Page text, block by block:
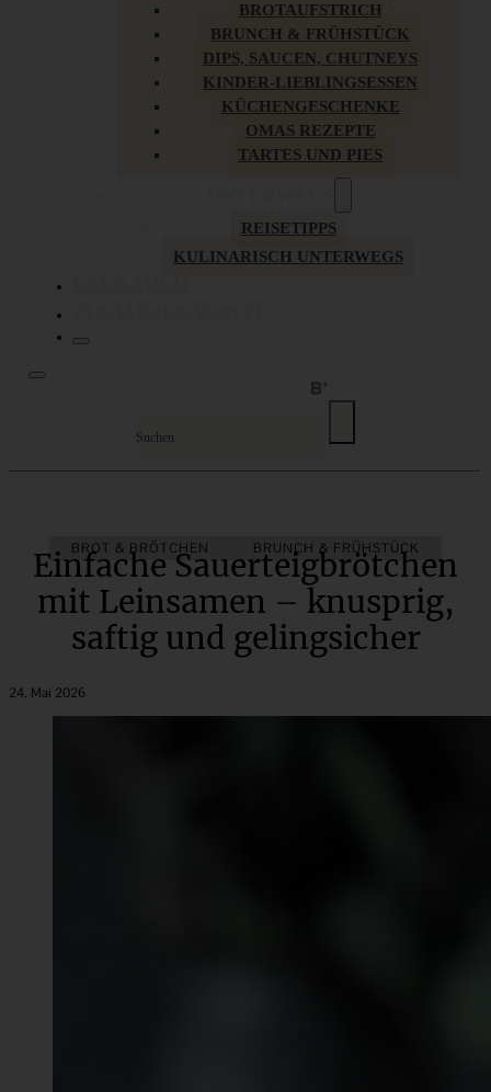
BROTAUFSTRICH
BRUNCH & FRÜHSTÜCK
DIPS, SAUCEN, CHUTNEYS
KINDER-LIEBLINGSESSEN
KÜCHENGESCHENKE
OMAS REZEPTE
TARTES UND PIES
REISETIPPS
KULINARISCH UNTERWEGS
BROT & BRÖTCHEN BRUNCH & FRÜHSTÜCK
Einfache Sauerteigbrötchen
mit Leinsamen – knusprig,
saftig und gelingsicher
24. Mai 2026